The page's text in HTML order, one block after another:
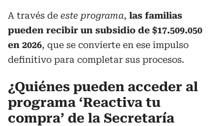
A través de este programa, las familias
pueden recibir un subsidio de $17.509.050
en 2026, que se convierte en ese impulso
definitivo para completar sus procesos.
¿Quiénes pueden acceder al
programa ‘Reactiva tu
compra’ de la Secretaría